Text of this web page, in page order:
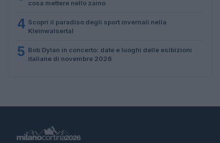
cosa mettere nello zaino
4 Scopri il paradiso degli sport invernali nella
Kleinwalsertal
5 Bob Dylan in concerto: date e luoghi delle esibizioni
italiane di novembre 2026